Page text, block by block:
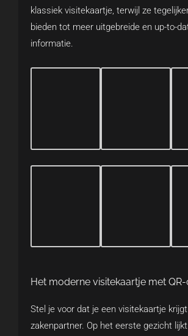
klassiek visitekaartje, terwijl ze
bieden tot meer uitgebreide en up-to-
informatie.
Het moderne visitekaartje met
Stel je voor dat je een visitekaartje
zakenpartner. Op het eerste gezicht